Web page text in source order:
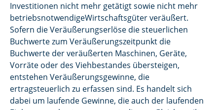
Investitionen nicht mehr getätigt sowie nicht mehr
betriebsnotwendigeWirtschaftsgüter veräußert.
Sofern die Veräußerungserlöse die steuerlichen
Buchwerte zum Veräußerungszeitpunkt die
Buchwerte der veräußerten Maschinen, Geräte,
Vorräte oder des Viehbestandes übersteigen,
entstehen Veräußerungsgewinne, die
ertragsteuerlich zu erfassen sind. Es handelt sich
dabei um laufende Gewinne, die auch der laufenden